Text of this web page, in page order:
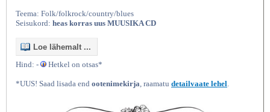
Teema: Folk/folkrock/country/blues
Seisukord: heas korras uus MUUSIKA CD
Loe lähemalt ...
Hind: -
Hetkel on otsas*
*UUS! Saad lisada end ootenimekirja, raamatu detailvaate lehel.